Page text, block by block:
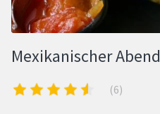
Mexikanischer Abend
(6)